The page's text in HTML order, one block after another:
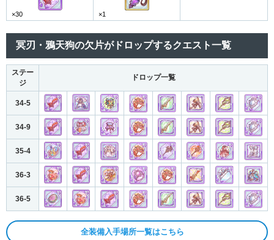
×30 ×1
冥刃・鴉天狗の欠片がドロップするクエスト一覧
ステー
ジ
ドロップ一覧
34-5
34-9
35-4
36-3
36-5
全装備入手場所一覧はこちら